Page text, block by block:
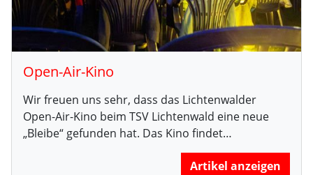
Open-Air-Kino
Wir freuen uns sehr, dass das Lichtenwalder
Open-Air-Kino beim TSV Lichtenwald eine neue
„Bleibe“ gefunden hat. Das Kino findet…
Artikel anzeigen